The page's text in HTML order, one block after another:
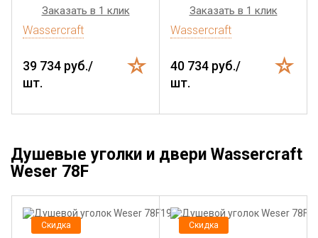
Заказать в 1 клик
Wassercraft
39 734 руб./
шт.
Заказать в 1 клик
Wassercraft
40 734 руб./
шт.
Душевые уголки и двери Wassercraft
Weser 78F
Скидка Скидка